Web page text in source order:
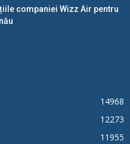
companiei Wizz Air pentru
14968
12273
11955